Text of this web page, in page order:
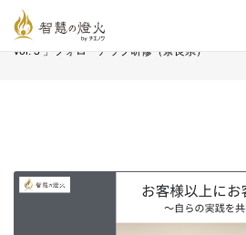
智慧の燈火オンライン
vol. 3 」フォローアップ研修（奈良県）